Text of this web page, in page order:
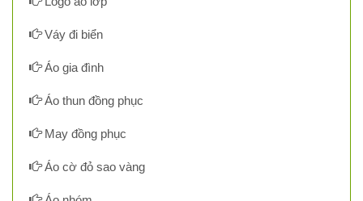
Váy đi biển
Áo gia đình
Áo thun đồng phục
May đồng phục
Áo cờ đỏ sao vàng